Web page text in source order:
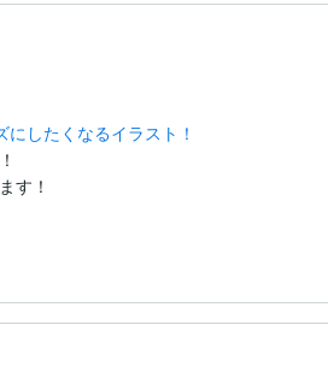
したくなるイラスト！
す！